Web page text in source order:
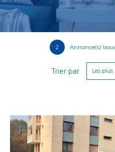
2 Annonce(s)
Trier par Les plus